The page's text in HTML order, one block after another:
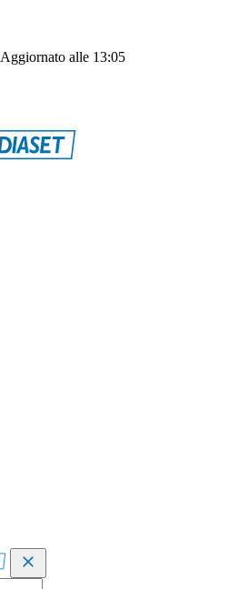
Aggiornato alle 13:05